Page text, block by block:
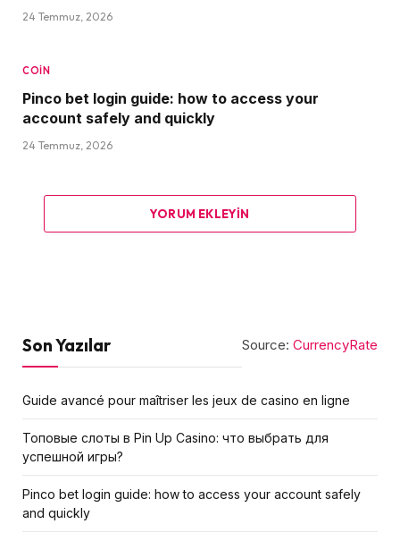
24 Temmuz, 2026
COIN
Pinco bet login guide: how to access your
account safely and quickly
24 Temmuz, 2026
YORUM EKLEYIN
Source: CurrencyRate
Son Yazılar
Guide avancé pour maîtriser les jeux de casino en ligne
Топовые слоты в Pin Up Casino: что выбрать для
успешной игры?
Pinco bet login guide: how to access your account safely
and quickly